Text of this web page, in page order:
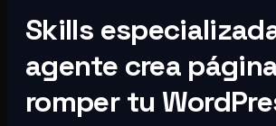
Skills
agente crea
romper tu